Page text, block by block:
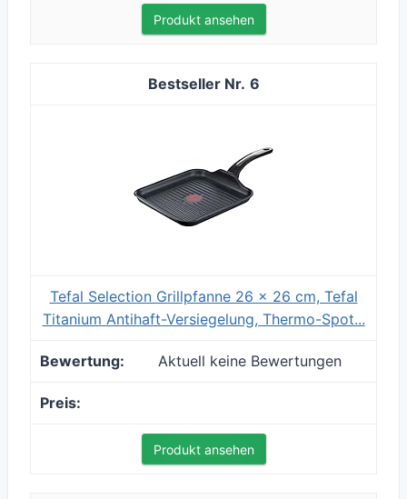
Produkt ansehen
6
Tefal Selection Grillpfanne 26 x 26 cm, Tefal
Titanium Antihaft-Versiegelung, Thermo-Spot...
Aktuell keine Bewertungen
Produkt ansehen